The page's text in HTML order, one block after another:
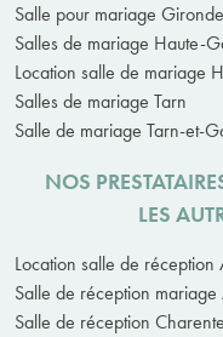
Salle pour mariage Gironde
Salles de mariage Haute-
Location salle de mariage
Salles de mariage Tarn
Salle de mariage Tarn-et-
NOS
LES
Location salle de réception
Salle de réception mariage
Salle de réception Charente